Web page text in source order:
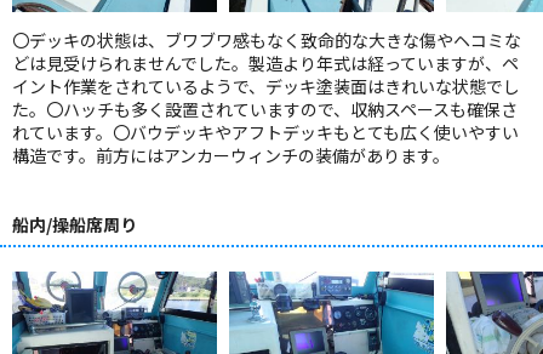
〇デッキの状態は、ブワブワ感もなく致命的な大きな傷やヘコミな
どは見受けられませんでした。製造より年式は経っていますが、ペ
イント作業をされているようで、デッキ塗装面はきれいな状態でし
た。〇ハッチも多く設置されていますので、収納スペースも確保さ
れています。〇バウデッキやアフトデッキもとても広く使いやすい
構造です。前方にはアンカーウィンチの装備があります。
船内/操船席周り